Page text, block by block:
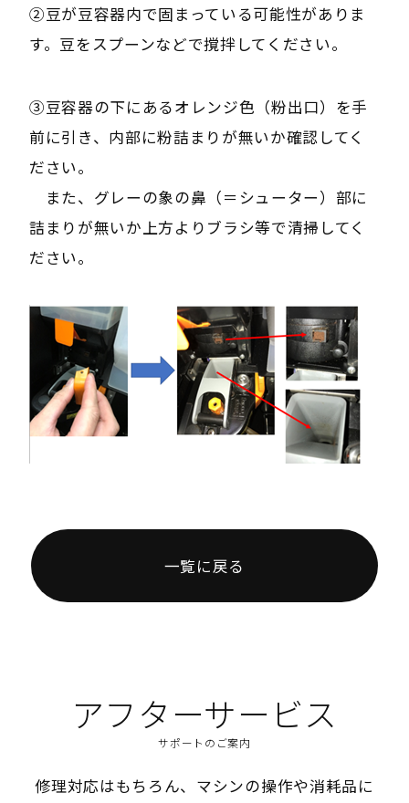
②豆が豆容器内で固まっている可能性がありま
す。豆をスプーンなどで撹拌してください。
③豆容器の下にあるオレンジ色（粉出口）を手
前に引き、内部に粉詰まりが無いか確認してく
ださい。
また、グレーの象の鼻（＝シューター）部に
詰まりが無いか上方よりブラシ等で清掃してく
ださい。
一覧に戻る
アフターサービス
サポートのご案内
修理対応はもちろん、マシンの操作や消耗品に